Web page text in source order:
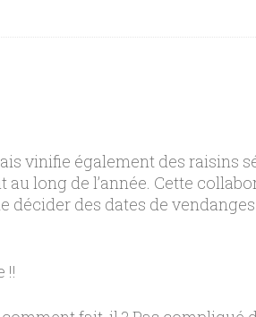
vinifie également des raisins
long de l’année. Cette
décider des dates de
!!